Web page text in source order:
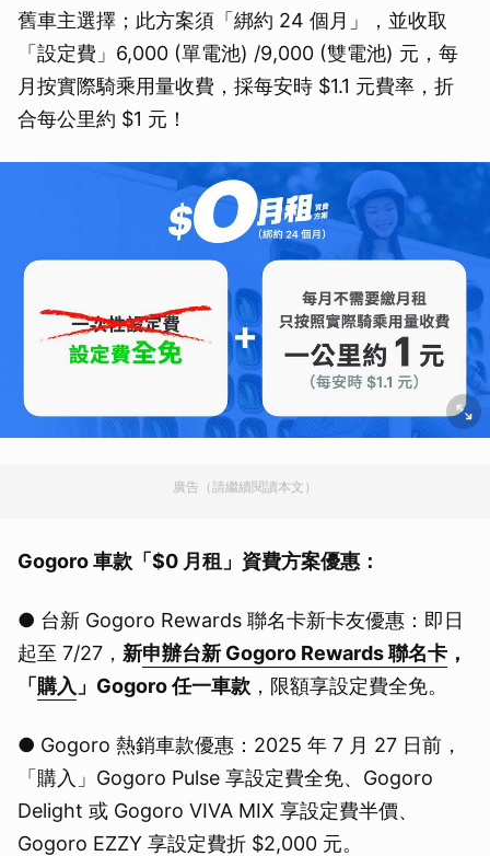
舊車主選擇；此方案須「綁約 24 個月」，並收取
「設定費」6,000 (單電池) /9,000 (雙電池) 元，每
月按實際騎乘用量收費，採每安時 $1.1 元費率，折
合每公里約 $1 元！
廣告（請繼續閱讀本文）
Gogoro 車款「$0 月租」資費方案優惠：
● 台新 Gogoro Rewards 聯名卡新卡友優惠：即日
起至 7/27， 新申辦台新 Gogoro Rewards 聯名卡 ，
「購入 」Gogoro 任一車款 ，限額享設定費全免。
● Gogoro 熱銷車款優惠：2025 年 7 月 27 日前，
「購入」Gogoro Pulse 享設定費全免、Gogoro
Delight 或 Gogoro VIVA MIX 享設定費半價、
Gogoro EZZY 享設定費折 $2,000 元。